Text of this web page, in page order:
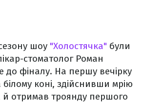
шоу "Холостячка" були
стоматолог Роман
до фіналу. На першу вечірку
білому коні, здійснивши мрію
й отримав троянду першого